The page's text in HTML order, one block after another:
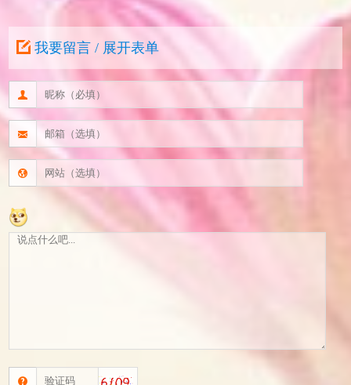
我要留言 / 展开表单